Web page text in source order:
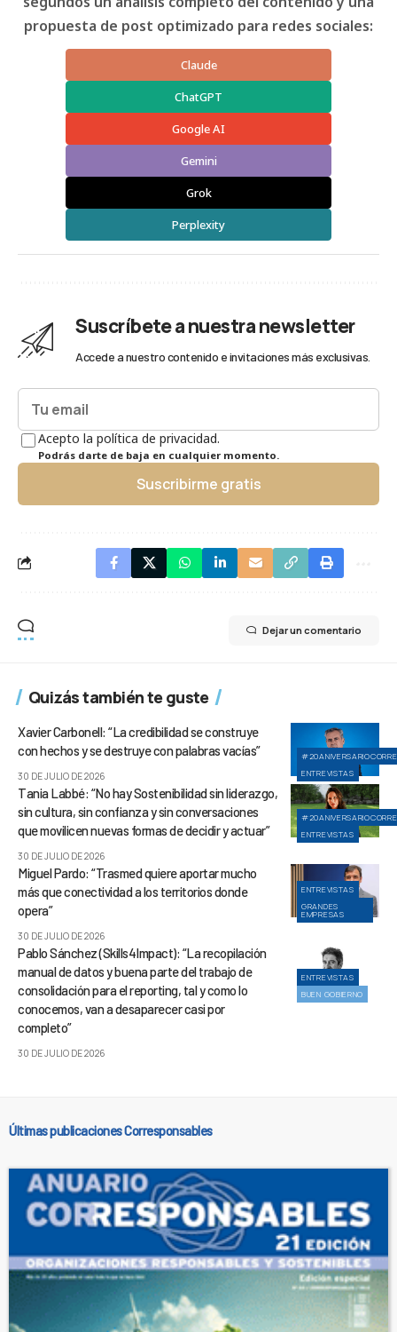
propuesta de post optimizado para redes sociales:
Claude
ChatGPT
Google AI
Gemini
Grok
Perplexity
Suscríbete a nuestra newsletter
Accede a nuestro contenido e invitaciones más exclusivas.
Acepto la política de privacidad.
Podrás darte de baja en cualquier momento.
Suscribirme gratis
Dejar un comentario
Quizás también te guste
ENTREVISTAS
Xavier Carbonell: “La credibilidad se construye
con hechos y se destruye con palabras vacías”
30 DE JULIO DE 2026
ENTREVISTAS
Tania Labbé: “No hay Sostenibilidad sin liderazgo,
sin cultura, sin confianza y sin conversaciones
que movilicen nuevas formas de decidir y actuar”
30 DE JULIO DE 2026
ENTREVISTAS
GRANDES
EMPRESAS
Miguel Pardo: “Trasmed quiere aportar mucho
más que conectividad a los territorios donde
opera”
30 DE JULIO DE 2026
ENTREVISTAS
BUEN GOBIERNO
Pablo Sánchez (Skills4Impact): “La recopilación
manual de datos y buena parte del trabajo de
consolidación para el reporting, tal y como lo
conocemos, van a desaparecer casi por
completo”
30 DE JULIO DE 2026
Últimas publicaciones Corresponsables